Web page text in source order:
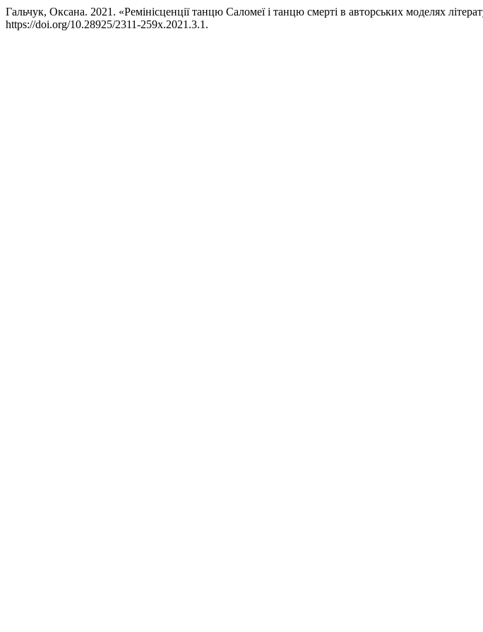
Гальчук, Оксана. 2021. «Ремінісценції танцю Саломеї і танцю смерті в авторських моделях
https://doi.org/10.28925/2311-259x.2021.3.1.